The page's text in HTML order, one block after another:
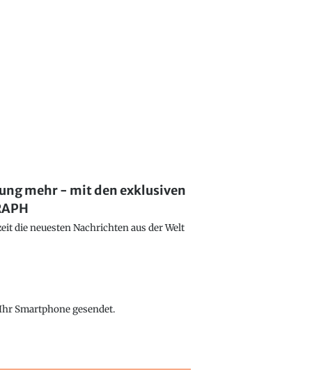
mehr - mit den exklusiven
die neuesten Nachrichten aus der Welt
Smartphone gesendet.